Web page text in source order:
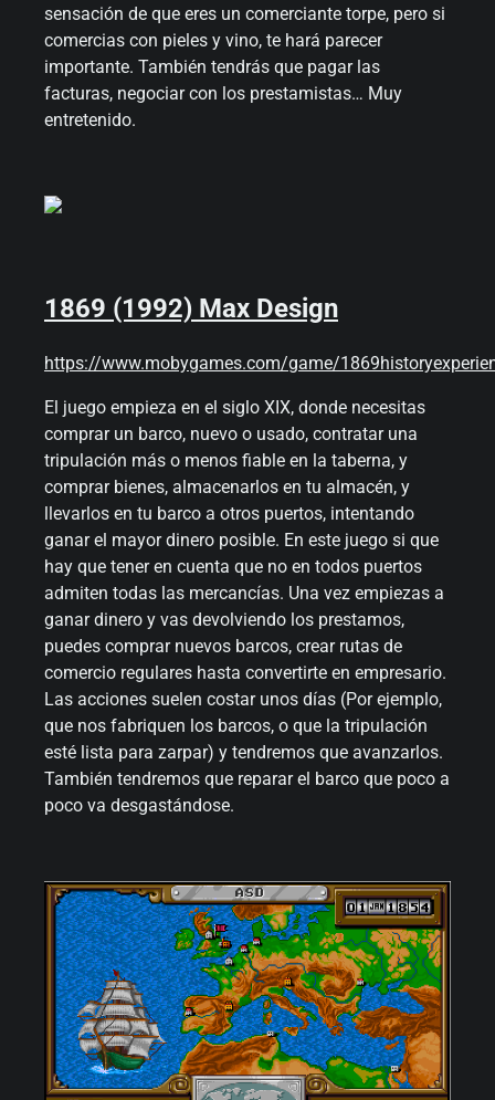
sensación de que eres un comerciante torpe, pero si
comercias con pieles y vino, te hará parecer
importante. También tendrás que pagar las
facturas, negociar con los prestamistas… Muy
entretenido.
1869 (1992) Max Design
https://www.mobygames.com/game/
El juego empieza en el siglo XIX, donde necesitas
comprar un barco, nuevo o usado, contratar una
tripulación más o menos fiable en la taberna, y
comprar bienes, almacenarlos en tu almacén, y
llevarlos en tu barco a otros puertos, intentando
ganar el mayor dinero posible. En este juego si que
hay que tener en cuenta que no en todos puertos
admiten todas las mercancías. Una vez empiezas a
ganar dinero y vas devolviendo los prestamos,
puedes comprar nuevos barcos, crear rutas de
comercio regulares hasta convertirte en empresario.
Las acciones suelen costar unos días (Por ejemplo,
que nos fabriquen los barcos, o que la tripulación
esté lista para zarpar) y tendremos que avanzarlos.
También tendremos que reparar el barco que poco a
poco va desgastándose.